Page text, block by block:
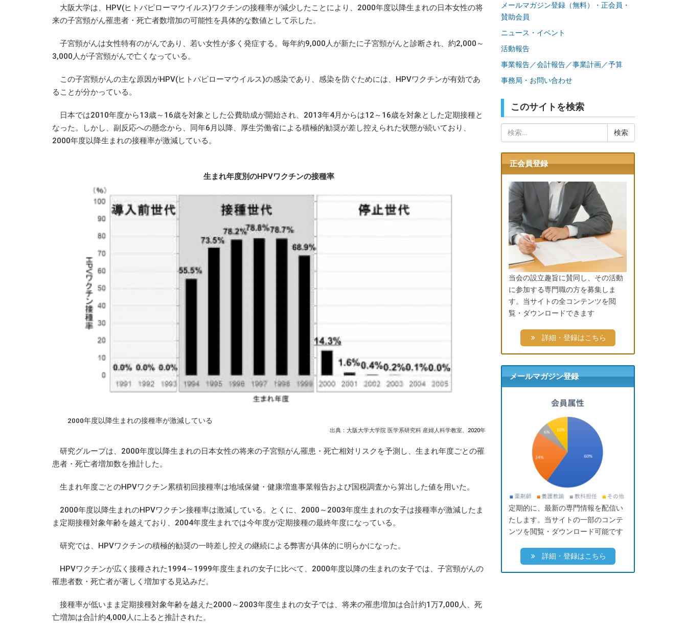
大阪大学は、HPV(ヒトパピローマウイルス)ワクチンの接種率が減少したことにより、2000年度以降生まれの日本女性の将
来の子宮頸がん罹患者・死亡者数増加の可能性を具体的な数値として示した。
子宮頸がんは女性特有のがんであり、若い女性が多く発症する。毎年約9,000人が新たに子宮頸がんと診断され、約2,000～
3,000人が子宮頸がんで亡くなっている。
この子宮頸がんの主な原因がHPV(ヒトパピローマウイルス)の感染であり、感染を防ぐためには、HPVワクチンが有効であ
ることが分かっている。
日本では2010年度から13歳～16歳を対象とした公費助成が開始され、2013年4月からは12～16歳を対象とした定期接種と
なった。しかし、副反応への懸念から、同年6月以降、厚生労働省による積極的勧奨が差し控えられた状態が続いており、
2000年度以降生まれの接種率が激減している。
生まれ年度別のHPVワクチンの接種率
2000年度以降生まれの接種率が激減している
出典：大阪大学大学院 医学系研究科 産婦人科学教室、2020年
研究グループは、2000年度以降生まれの日本女性の将来の子宮頸がん罹患・死亡相対リスクを予測し、生まれ年度ごとの罹
患者・死亡者増加数を推計した。
生まれ年度ごとのHPVワクチン累積初回接種率は地域保健・健康増進事業報告および国税調査から算出した値を用いた。
2000年度以降生まれのHPVワクチン接種率は激減している。とくに、2000～2003年度生まれの女子は接種率が激減したま
ま定期接種対象年齢を越えており、2004年度生まれでは今年度が定期接種の最終年度になっている。
研究では、HPVワクチンの積極的勧奨の一時差し控えの継続による弊害が具体的に明らかになった。
HPVワクチンが広く接種された1994～1999年度生まれの女子に比べて、2000年度以降の生まれの女子では、子宮頸がんの
罹患者数・死亡者が著しく増加する見込みだ。
接種率が低いまま定期接種対象年齢を越えた2000～2003年度生まれの女子では、将来の罹患増加は合計約1万7,000人、死
亡増加は合計約4,000人に上ると推計された。
メールマガジン登録（無料）・正会員・
賛助会員
ニュース・イベント
活動報告
事業報告／会計報告／事業計画／予算
事務局・お問い合わせ
このサイトを検索
索:
正会員登録
当会の設立趣旨に賛同し、その活動
に参加する専門職の方を募集しま
す。当サイトの全コンテンツを閲
覧・ダウンロードできます
詳細・登録はこちら
メールマガジン登録
定期的に、最新の専門情報を配信い
たします。当サイトの一部のコンテ
ンツを閲覧・ダウンロード可能です
詳細・登録はこちら